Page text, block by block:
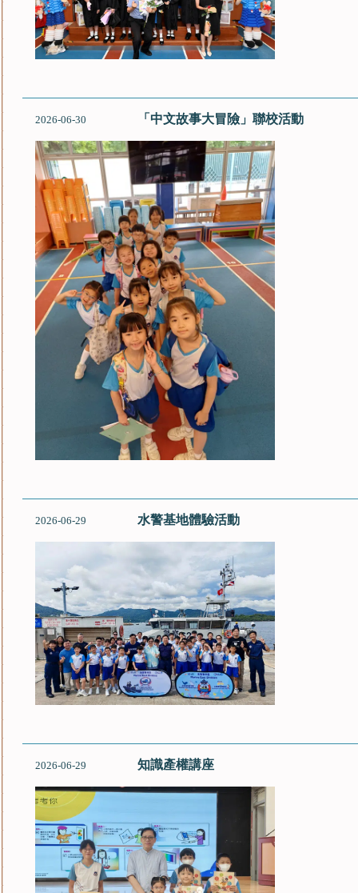
2026-06-30 「中文故事大冒險」聯校活動
2026-06-29 水警基地體驗活動
2026-06-29 知識產權講座